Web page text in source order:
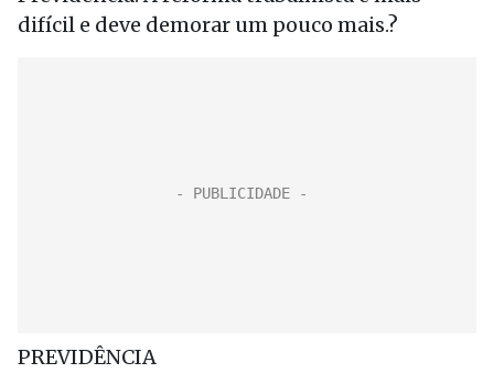
difícil e deve demorar um pouco mais.?
PREVIDÊNCIA